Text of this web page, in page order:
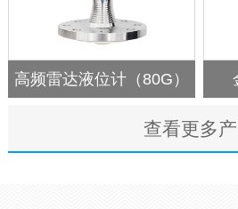
高频雷达液位计（80G）
查看更多